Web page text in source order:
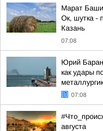
Марат
Ок, шутка -
Казань
07:08
Юрий
как удары
07:08
августа